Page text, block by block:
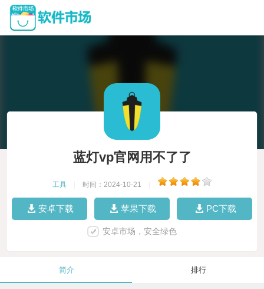
蓝灯vp官网用不了了
工具 时间：2024-10-21
安卓下载 苹果下载 PC下载
安卓市场，安全绿色
简介 排行